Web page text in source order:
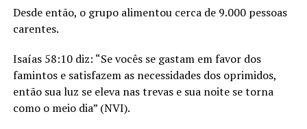
Desde então, o grupo alimentou cerca de 9.000 pessoas
carentes.
Isaías 58:10 diz: “Se vocês se gastam em favor dos
famintos e satisfazem as necessidades dos oprimidos,
então sua luz se eleva nas trevas e sua noite se torna
como o meio dia” (NVI).